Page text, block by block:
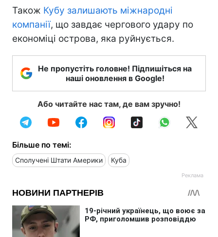
Також Кубу залишають міжнародні
компанії, що завдає чергового удару по
економіці острова, яка руйнується.
Не пропустіть головне! Підпишіться на
наші оновлення в Google!
Або читайте нас там, де вам зручно!
Більше по темі:
Сполучені Штати Америки Куба